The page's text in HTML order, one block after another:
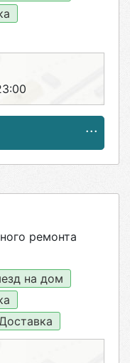
03
ремонта
на дом